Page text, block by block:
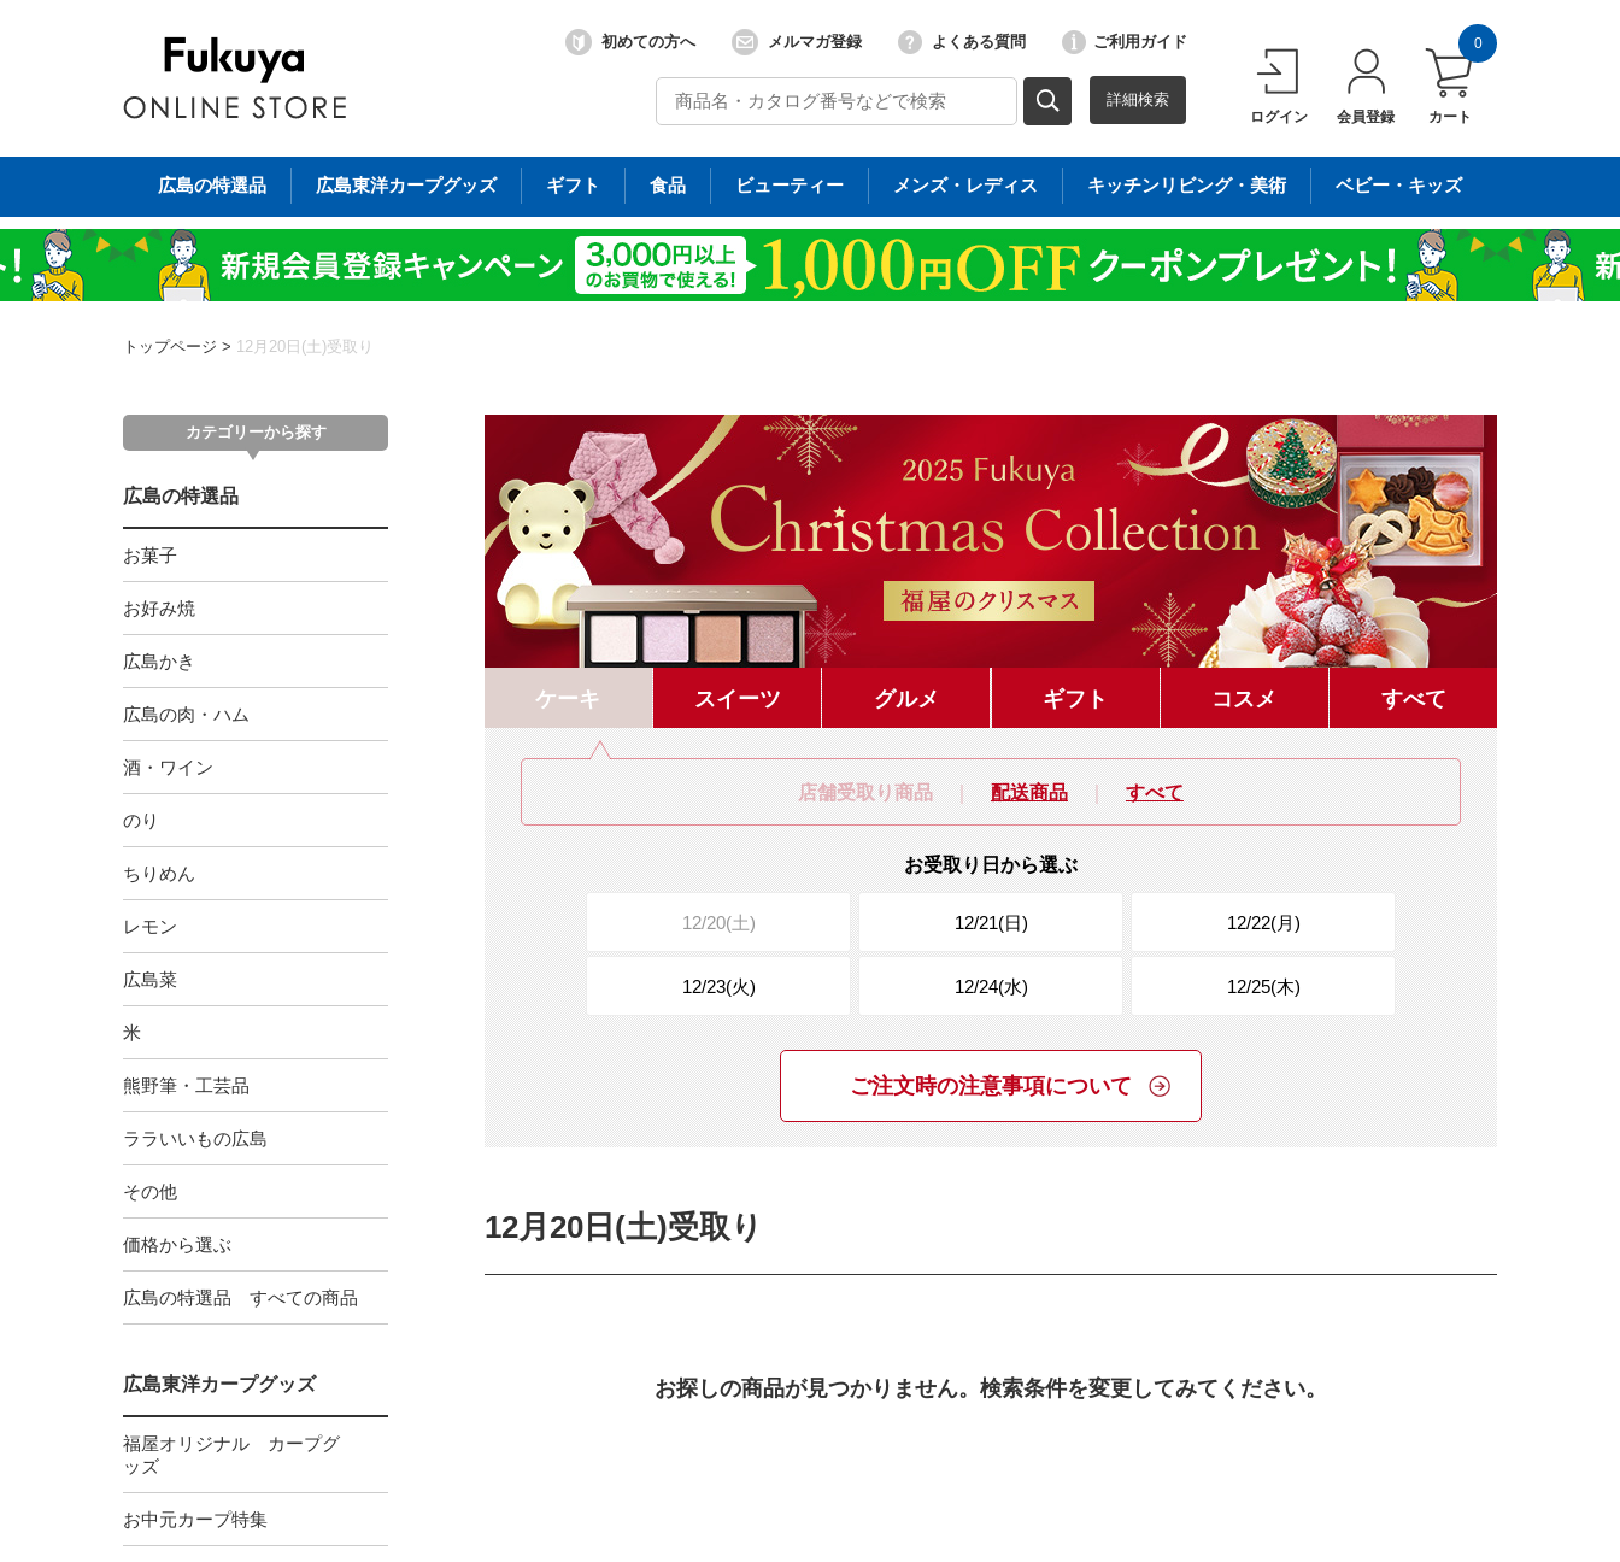
詳細検索
初めての方へ メルマガ登録 よくある質問 ご利用ガイド
ログイン 会員登録 カート
0
広島の特選品 広島東洋カープグッズ ギフト 食品 ビューティー メンズ・レディス キッチンリビング・美術 ベビー・キッズ
トップページ > 12月20日(土)受取り
カテゴリーから探す
広島の特選品
お菓子
お好み焼
広島かき
広島の肉・ハム
酒・ワイン
のり
ちりめん
レモン
広島菜
米
熊野筆・工芸品
ララいいもの広島
その他
価格から選ぶ
広島の特選品 すべての商品
広島東洋カープグッズ
福屋オリジナル カープグ
ッズ
お中元カープ特集
ケーキ スイーツ グルメ ギフト コスメ すべて
店舗受取り商品｜配送商品｜すべて
お受取り日から選ぶ
12/20(土) 12/21(日) 12/22(月)
12/23(火) 12/24(水) 12/25(木)
ご注文時の注意事項について
12月20日(土)受取り
お探しの商品が見つかりません。検索条件を変更してみてください。